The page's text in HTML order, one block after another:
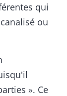
qui
ou
». Ce